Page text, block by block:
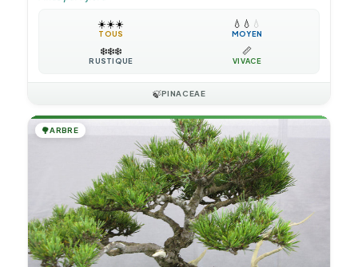
☀️☀️☀️
TOUS
💧 💧 💧
MOYEN
❄️❄️❄️
RUSTIQUE
📏
VIVACE
🍃PINACEAE
🌳ARBRE